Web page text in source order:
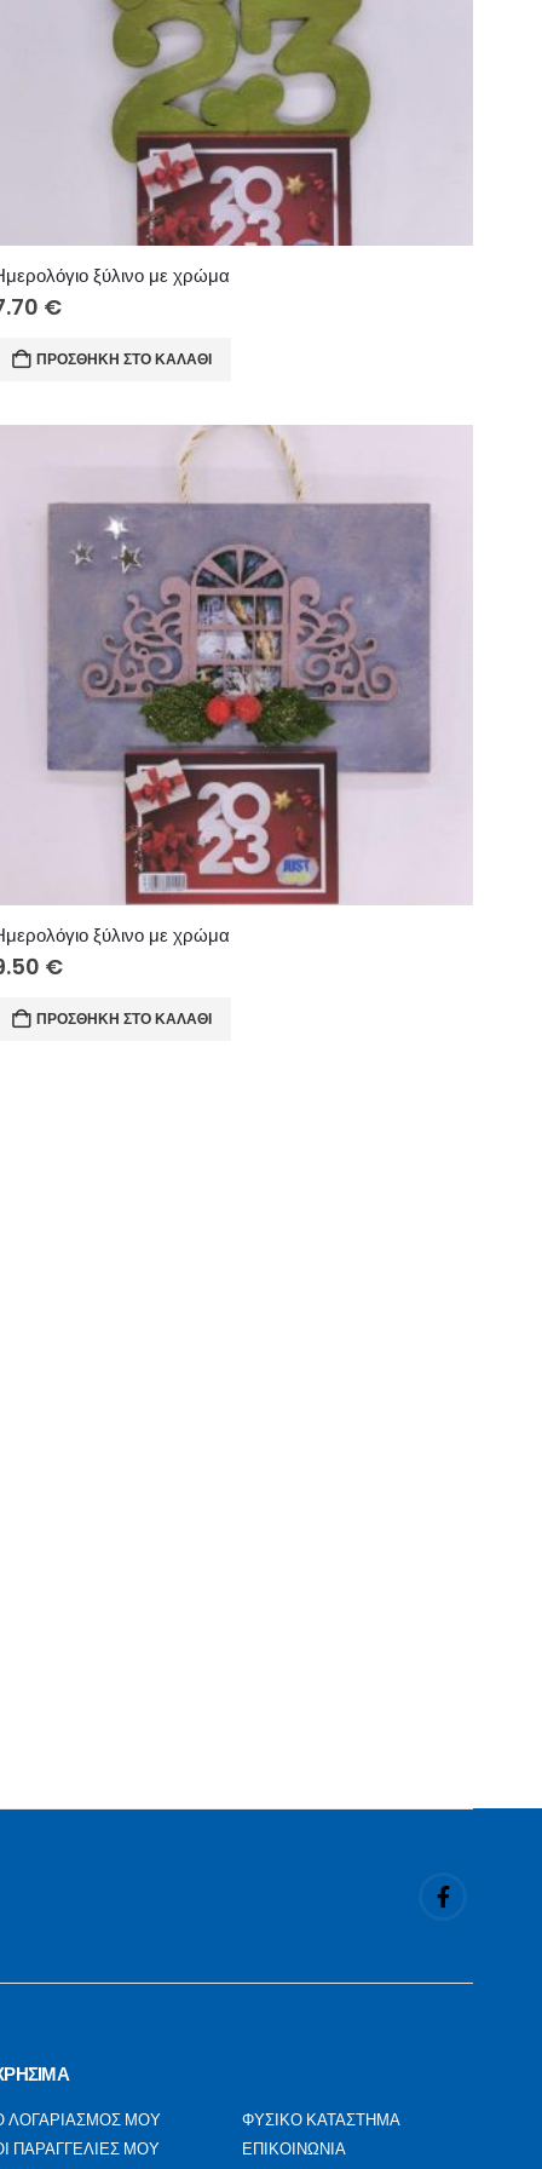
ξύλινο με χρώμα
€
ΠΡΟΣΘΉΚΗ ΣΤΟ ΚΑΛΆΘΙ
ξύλινο με χρώμα
€
ΠΡΟΣΘΉΚΗ ΣΤΟ ΚΑΛΆΘΙ
ΛΟΓΑΡΙΑΣΜΟΣ ΜΟΥ
ΠΑΡΑΓΓΕΛΙΕΣ ΜΟΥ
ΦΥΣΙΚΟ ΚΑΤΑΣΤΗΜΑ
ΕΠΙΚΟΙΝΩΝΙΑ